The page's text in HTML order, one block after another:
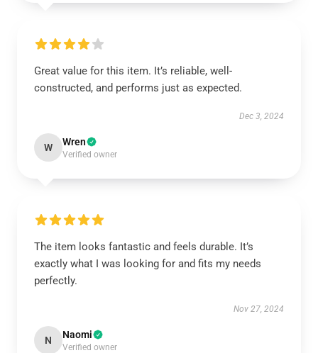
Great value for this item. It’s reliable, well-
constructed, and performs just as expected.
Dec 3, 2024
W Wren
Verified owner
The item looks fantastic and feels durable. It’s
exactly what I was looking for and fits my needs
perfectly.
Nov 27, 2024
N Naomi
Verified owner